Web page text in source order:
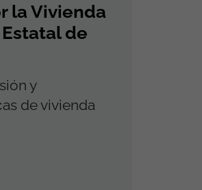
la Vivienda
de
y
de vivienda